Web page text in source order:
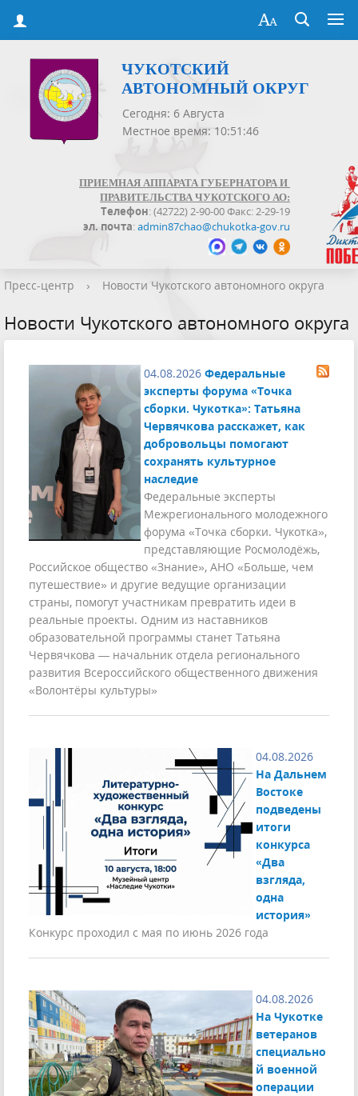
ЧУКОТСКИЙ
АВТОНОМНЫЙ ОКРУГ
Сегодня: 6 Августа
Местное время: 10:51:46
ПРИЕМНАЯ АППАРАТА ГУБЕРНАТОРА И
ПРАВИТЕЛЬСТВА ЧУКОТСКОГО АО:
Телефон: (42722) 2-90-00 Факс: 2-29-19
эл. почта:admin87chao@chukotka-gov.ru
Пресс-центр › Новости Чукотского автономного округа
Новости Чукотского автономного округа
04.08.2026 Федеральные
эксперты форума «Точка
сборки. Чукотка»: Татьяна
Червячкова расскажет, как
добровольцы помогают
сохранять культурное
наследие
Федеральные эксперты
Межрегионального молодежного
форума «Точка сборки. Чукотка»,
представляющие Росмолодёжь,
Российское общество «Знание», АНО «Больше, чем
путешествие» и другие ведущие организации
страны, помогут участникам превратить идеи в
реальные проекты. Одним из наставников
образовательной программы станет Татьяна
Червячкова — начальник отдела регионального
развития Всероссийского общественного движения
«Волонтёры культуры»
04.08.2026
На Дальнем
Востоке
подведены
итоги
конкурса
«Два
взгляда,
одна
история»
Конкурс проходил с мая по июнь 2026 года
04.08.2026
На Чукотке
ветеранов
специально
й военной
операции